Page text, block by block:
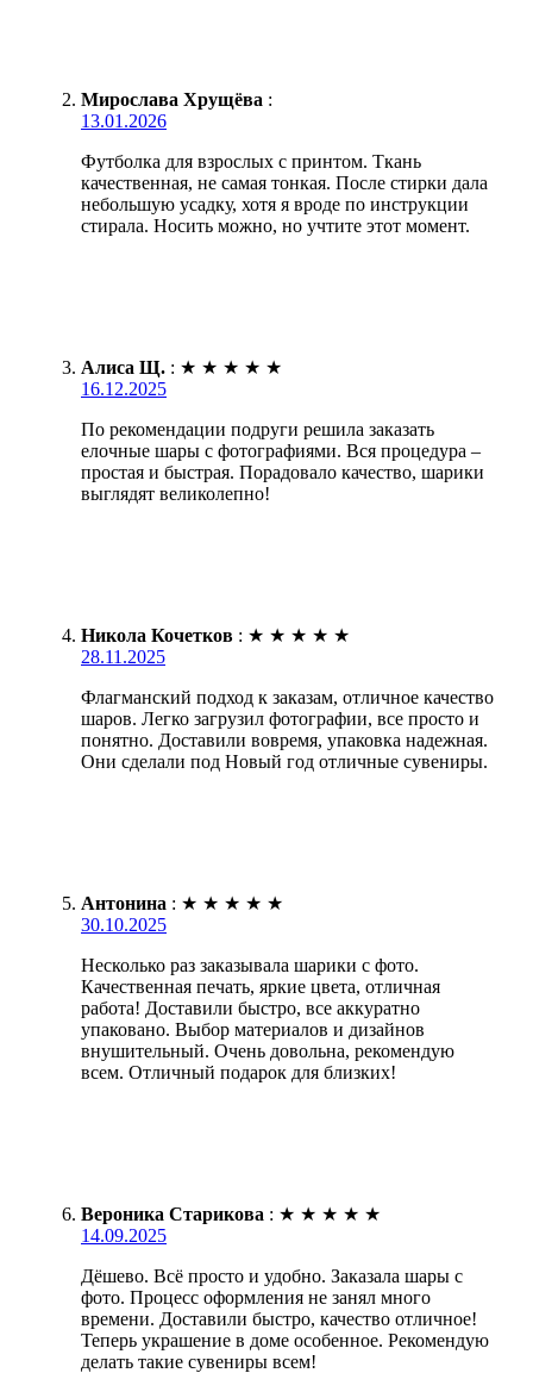
Мирослава Хрущёва :
13.01.2026
Футболка для взрослых с принтом. Ткань
качественная, не самая тонкая. После стирки дала
небольшую усадку, хотя я вроде по инструкции
стирала. Носить можно, но учтите этот момент.
Алиса Щ. : ★ ★ ★ ★ ★
16.12.2025
По рекомендации подруги решила заказать
елочные шары с фотографиями. Вся процедура –
простая и быстрая. Порадовало качество, шарики
выглядят великолепно!
Никола Кочетков : ★ ★ ★ ★ ★
28.11.2025
Флагманский подход к заказам, отличное качество
шаров. Легко загрузил фотографии, все просто и
понятно. Доставили вовремя, упаковка надежная.
Они сделали под Новый год отличные сувениры.
Антонина : ★ ★ ★ ★ ★
30.10.2025
Несколько раз заказывала шарики с фото.
Качественная печать, яркие цвета, отличная
работа! Доставили быстро, все аккуратно
упаковано. Выбор материалов и дизайнов
внушительный. Очень довольна, рекомендую
всем. Отличный подарок для близких!
Вероника Старикова : ★ ★ ★ ★ ★
14.09.2025
Дёшево. Всё просто и удобно. Заказала шары с
фото. Процесс оформления не занял много
времени. Доставили быстро, качество отличное!
Теперь украшение в доме особенное. Рекомендую
делать такие сувениры всем!